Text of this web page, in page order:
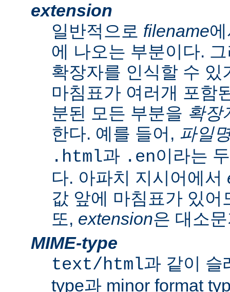
extension
일반적으로 filename
에 나오는 부분이다.
확장자를 인식할 수
마침표가 여러개 포함
분된 모든 부분을 확장
한다. 예를 들어, 파일
.html과 .en이라는
다. 아파치 지시어에서
값 앞에 마침표가 있
또, extension은 대소
MIME-type
text/html과 같이 슬
type과 minor format